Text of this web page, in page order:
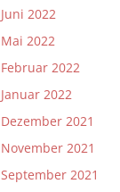
Juni 2022
Mai 2022
Februar 2022
Januar 2022
Dezember 2021
November 2021
September 2021